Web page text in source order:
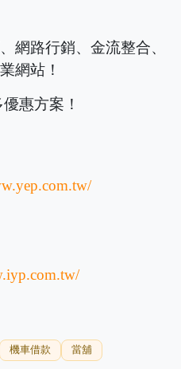
網路行銷、金流整合、
網站！
惠方案！
機車借款 當舖